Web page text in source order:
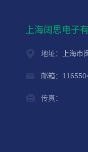
上海阔思电子
地址：上海市
邮箱：
传真：